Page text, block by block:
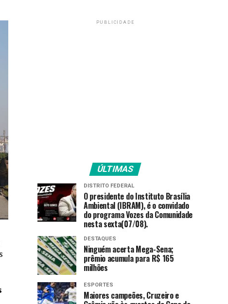
PUBLICIDADE
ÚLTIMAS
DISTRITO FEDERAL
O presidente do Instituto Brasília
Ambiental (IBRAM), é o convidado
do programa Vozes da Comunidade
nesta sexta(07/08).
DESTAQUES
Ninguém acerta Mega-Sena;
prêmio acumula para R$ 165
milhões
ESPORTES
Maiores campeões, Cruzeiro e